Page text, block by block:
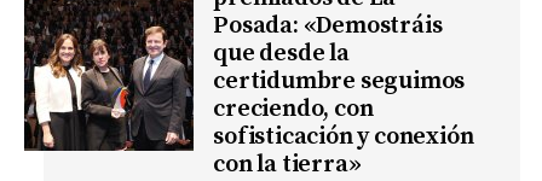
Posada: «Demostráis
que desde la
certidumbre seguimos
creciendo, con
sofisticación y conexión
con la tierra»